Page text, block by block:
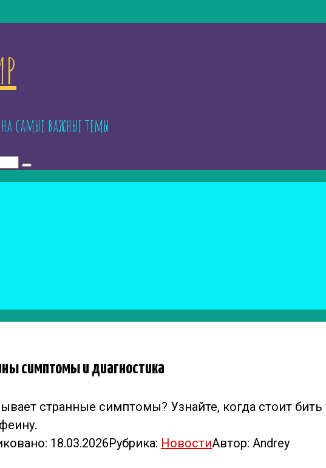
самые важные темы
симптомы и диагностика
странные симптомы? Узнайте, когда стоит
18.03.2026Рубрика: НовостиАвтор: Andrey